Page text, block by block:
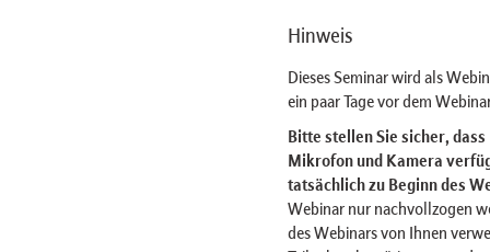
Hinweis
Dieses Seminar wird als
ein paar Tage vor dem
Bitte stellen Sie sicher,
Mikrofon und Kamera
tatsächlich zu Beginn des
Webinar nur nachvollzogen
des Webinars von Ihnen